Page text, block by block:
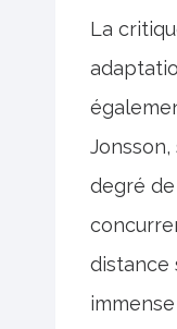
La
degré
distance